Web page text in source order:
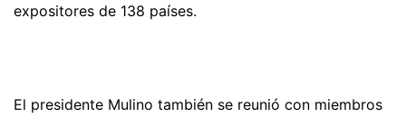
expositores de 138 países.
El presidente Mulino también se reunió con miembros